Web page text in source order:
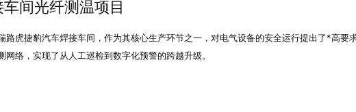
间光纤测温项目
虎捷豹汽车焊接车间，作为其核心生产环节之一，对电气设备的安全运行提出了*高要
络，实现了从人工巡检到数字化预警的跨越升级。